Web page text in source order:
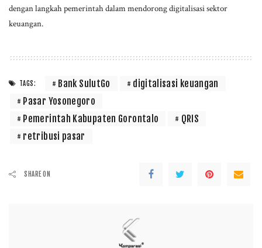
dengan langkah pemerintah dalam mendorong digitalisasi sektor
keuangan.
TAGS: Bank SulutGo
digitalisasi keuangan
Pasar Yosonegoro
Pemerintah Kabupaten Gorontalo
QRIS
retribusi pasar
SHARE ON